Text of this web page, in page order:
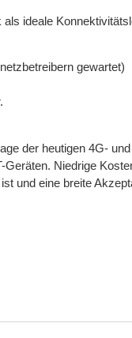
ideale
gewartet)
der heutigen 4G-
Niedrige
und eine breite